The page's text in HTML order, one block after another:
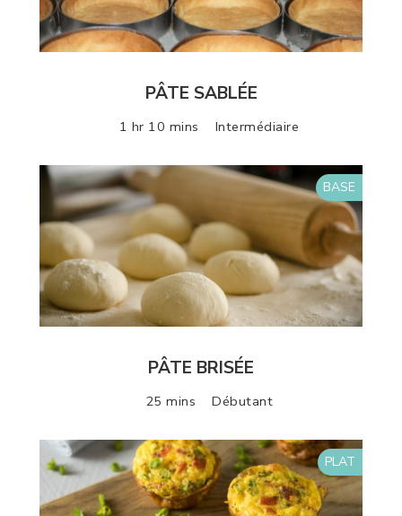
PÂTE SABLÉE
1 hr 10 mins Intermédiaire
BASE
PÂTE BRISÉE
25 mins Débutant
PLAT